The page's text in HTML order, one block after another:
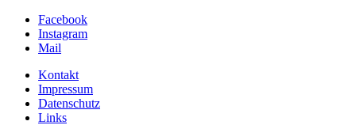
Facebook
Instagram
Mail
Kontakt
Impressum
Datenschutz
Links